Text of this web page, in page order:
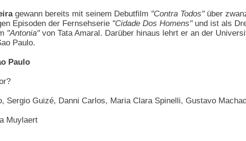
gewann bereits mit seinem Debutfilm "Contra Todos"über
Episoden der Fernsehserie "Cidade Dos Homens"und ist als
"Antonia"von Tata Amaral. Darüber hinaus lehrt er an der
Paulo.
Paulo
Sergio Guizé, Danni Carlos, Maria Clara Spinelli, Gustavo
Muylaert